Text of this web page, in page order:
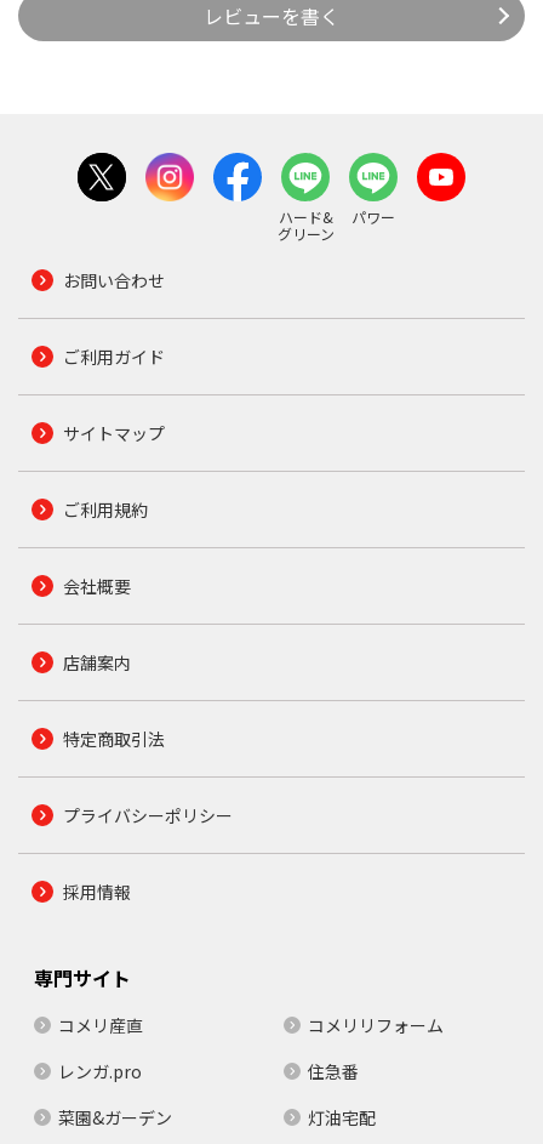
レビューを書く
ハード&
グリーン
パワー
お問い合わせ
ご利用ガイド
サイトマップ
ご利用規約
会社概要
店舗案内
特定商取引法
プライバシーポリシー
採用情報
専門サイト
コメリ産直
コメリリフォーム
レンガ.pro
住急番
菜園&ガーデン
灯油宅配